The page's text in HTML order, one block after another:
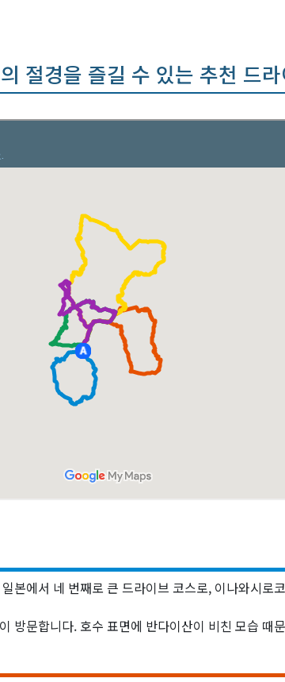
절경을 즐길 수 있는 추천 드라
본에서 네 번째로 큰 드라이브 코스로, 이나와시로
방문합니다. 호수 표면에 반다이산이 비친 모습 때